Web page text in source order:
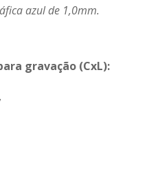
azul de 1,0mm.
gravação(CxL):